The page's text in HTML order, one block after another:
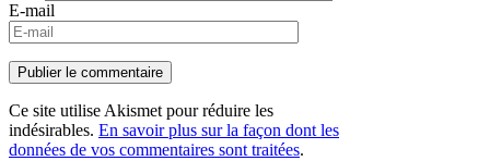
E-mail
Ce site utilise Akismet pour réduire les
indésirables. En savoir plus sur la façon dont les
données de vos commentaires sont traitées.